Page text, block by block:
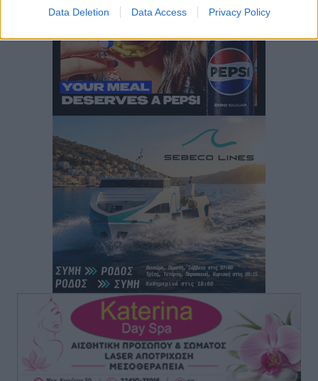
Data Deletion Data Access Privacy Policy
Καιρός: Επιμένουν οι υψηλές θερμοκρασίες – Ισχυρά
Τοπικές Ειδήσεις• πριν 20 ώρες
Τα φοιτητικά ενοίκια «τινάζουν στον αέρα» τους
οικογενειακούς προϋπολογισμούς
Ειδήσεις• πριν 20 ώρες
Δύο νέοι ξενώνες παραδόθηκαν στις Ένοπλες
Δυνάμεις στη νήσο Ρω
Τοπικές Ειδήσεις• πριν 20 ώρες
Συνεχίζεται η έξοδος του Αυγούστου – Πάνω από
34.000 αναχωρούν σήμερα μόνο από τον Πειραιά
πριν 20 ώρες
Μόνιμες θέσεις στους παιδικούς σταθμούς: Οι
προϋποθέσεις, η 24μηνη εμπειρία και οι προθεσμίες
για τους δήμους
Τοπικές Ειδήσεις• πριν 20 ώρες